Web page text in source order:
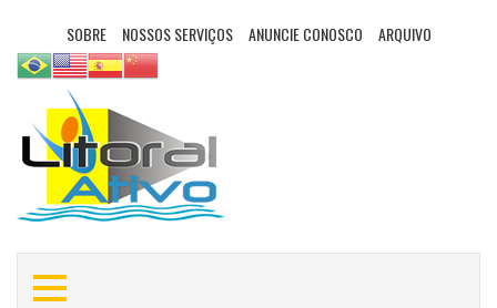
SOBRE NOSSOS SERVIÇOS ANUNCIE CONOSCO ARQUIVO